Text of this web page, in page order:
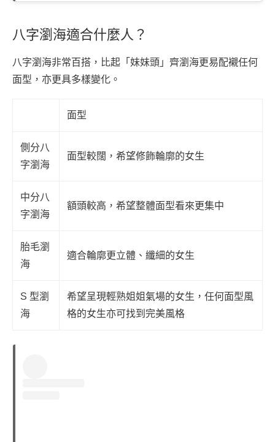
八字瀏海適合什麼人？
八字瀏海非常百搭，比起「妹妹頭」齊瀏海更易配襯任何
面型，亦更具多樣變化。
面型
側分八
字瀏海
面型較闊，希望修飾輪廓的女生
中分八
字瀏海
額頭較高，希望整體面型看來更集中
胎毛瀏
海
適合輪廓更立體、纖細的女生
S 型瀏
海
希望呈現輕熟姐姐氣場的女生，任何面型風
格的女生亦可找到完美風格